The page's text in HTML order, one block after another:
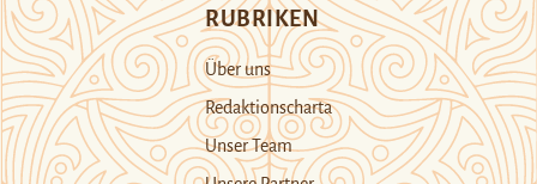
RUBRIKEN
Über uns
Redaktionscharta
Unser Team